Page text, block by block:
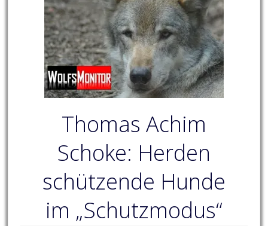
Thomas Achim
Schoke: Herden
schützende Hunde
im „Schutzmodus“